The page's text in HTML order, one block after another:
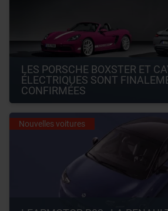
LES PORSCHE BOXSTER ET
ÉLECTRIQUES SONT
CONFIRMÉES
Nouvelles voitures